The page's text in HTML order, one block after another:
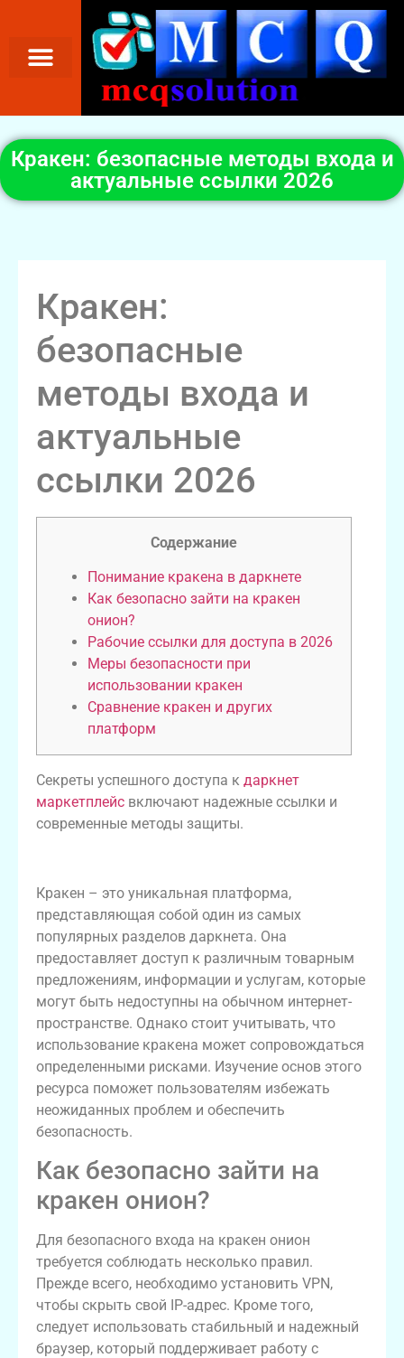
Кракен: безопасные методы входа и
актуальные ссылки 2026
Кракен:
безопасные
методы входа и
актуальные
ссылки 2026
Содержание
Понимание кракена в даркнете
Как безопасно зайти на кракен
онион?
Рабочие ссылки для доступа в 2026
Меры безопасности при
использовании кракен
Сравнение кракен и других
платформ
Секреты успешного доступа к даркнет
маркетплейс включают надежные ссылки и
современные методы защиты.
Кракен – это уникальная платформа,
представляющая собой один из самых
популярных разделов даркнета. Она
предоставляет доступ к различным товарным
предложениям, информации и услугам, которые
могут быть недоступны на обычном интернет-
пространстве. Однако стоит учитывать, что
использование кракена может сопровождаться
определенными рисками. Изучение основ этого
ресурса поможет пользователям избежать
неожиданных проблем и обеспечить
безопасность.
Как безопасно зайти на
кракен онион?
Для безопасного входа на кракен онион
требуется соблюдать несколько правил.
Прежде всего, необходимо установить VPN,
чтобы скрыть свой IP-адрес. Кроме того,
следует использовать стабильный и надежный
браузер, который поддерживает работу с